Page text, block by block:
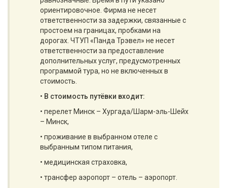
ориентировочное. Фирма не несет
ответственности за задержки, связанные с
простоем на границах, пробками на
дорогах. ЧТУП «Панда Трэвел» не несет
ответственности за предоставление
дополнительных услуг, предусмотренных
программой тура, но не включенных в
стоимость.
• В стоимость путёвки входит:
• перелет Минск – Хургада/Шарм-эль-Шейх
– Минск,
• проживание в выбранном отеле с
выбранным типом питания,
• медицинская страховка,
• трансфер аэропорт – отель – аэропорт.